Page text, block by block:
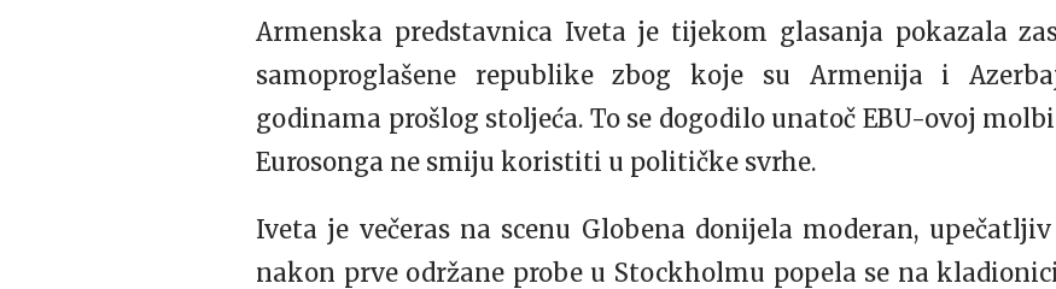
Armenska predstavnica Iveta je tijekom glasanja pokazala
samoproglašene republike zbog koje su Armenija i
godinama prošlog stoljeća. To se dogodilo unatoč EBU-ovoj
Eurosonga ne smiju koristiti u političke svrhe.
Iveta je večeras na scenu Globena donijela moderan,
nakon prve održane probe u Stockholmu popela se na